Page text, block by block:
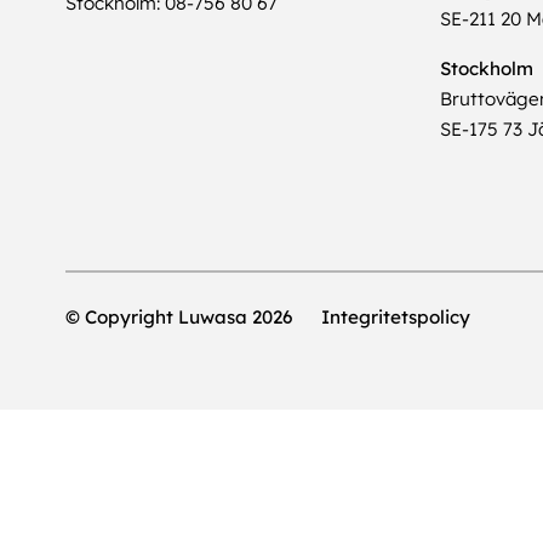
SE-211 20
Stockholm
SE-175 73
© Copyright Luwasa 2026 Integritetspolicy